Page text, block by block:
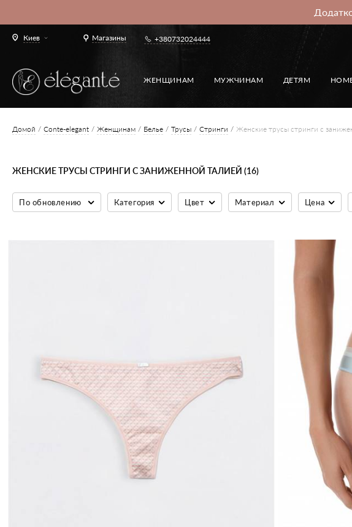
Киев Магазины +380732024444
ЖЕНЩИНАМ МУЖЧИНАМ ДЕТЯМ
Домой Conte-elegant Женщинам Белье Трусы Стринги Женские трусы стринги с
ЖЕНСКИЕ ТРУСЫ СТРИНГИ С ЗАНИЖЕННОЙ ТАЛИЕЙ (16)
По обновлению Категория Цвет Материал Цена